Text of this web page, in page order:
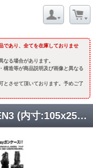
であり、全てを在庫しておりませ
る場合があります。
構造等が商品説明及び画像と異なる
とさせて頂いております。予めご了
バックボーンガンケース GEN3 (内寸:105x25cm+60x25cm) [取寄]